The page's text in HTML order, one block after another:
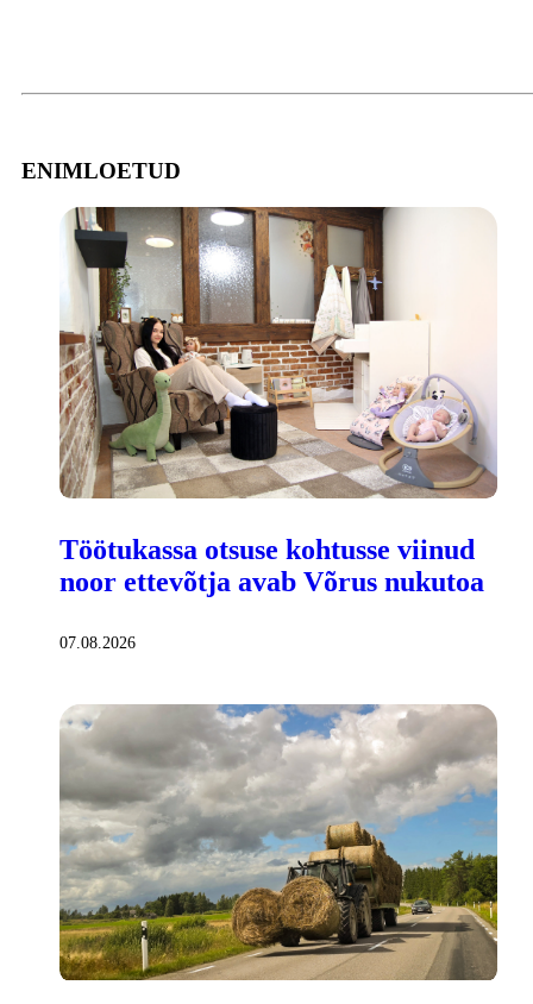
ENIMLOETUD
Töötukassa otsuse kohtusse viinud
noor ettevõtja avab Võrus nukutoa
07.08.2026